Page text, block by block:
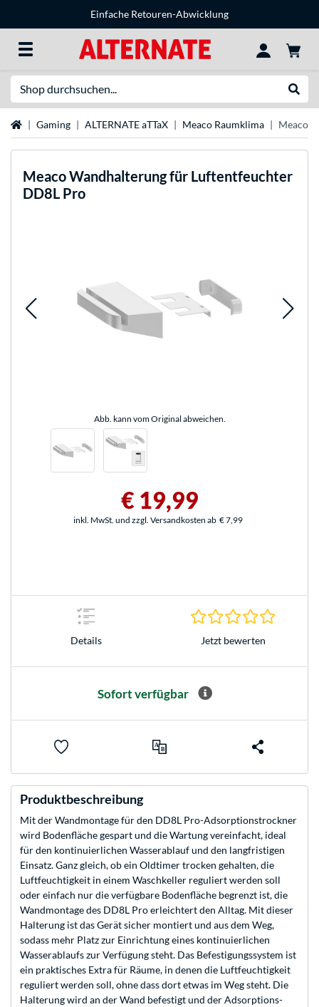
Einfache Retouren-Abwicklung
StartseiteGaming ALTERNATE aTTaX Meaco Raumklima Meaco
MeacoWandhalterung für Luftentfeuchter
DD8L Pro
Abb. kann vom Original abweichen.
€ 19,99
inkl. MwSt. und zzgl. Versandkosten ab € 7,99
Details Jetzt bewerten
Sofort verfügbar
Produktbeschreibung
Mit der Wandmontage für den DD8L Pro-Adsorptionstrockner
wird Bodenfläche gespart und die Wartung vereinfacht, ideal
für den kontinuierlichen Wasserablauf und den langfristigen
Einsatz. Ganz gleich, ob ein Oldtimer trocken gehalten, die
Luftfeuchtigkeit in einem Waschkeller reguliert werden soll
oder einfach nur die verfügbare Bodenfläche begrenzt ist, die
Wandmontage des DD8L Pro erleichtert den Alltag. Mit dieser
Halterung ist das Gerät sicher montiert und aus dem Weg,
sodass mehr Platz zur Einrichtung eines kontinuierlichen
Wasserablaufs zur Verfügung steht. Das Befestigungssystem ist
ein praktisches Extra für Räume, in denen die Luftfeuchtigkeit
reguliert werden soll, ohne dass dort etwas im Weg steht. Die
Halterung wird an der Wand befestigt und der Adsorptions-